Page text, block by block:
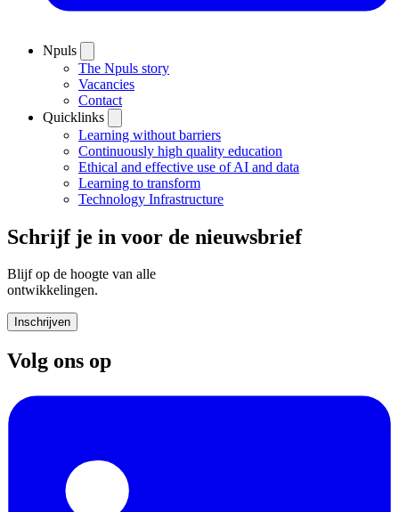
Npuls
The Npuls story
Vacancies
Contact
Quicklinks
Learning without barriers
Continuously high quality education
Ethical and effective use of AI and data
Learning to transform
Technology Infrastructure
Schrijf je in voor de nieuwsbrief
Blijf op de hoogte van alle
ontwikkelingen.
Inschrijven
Volg ons op